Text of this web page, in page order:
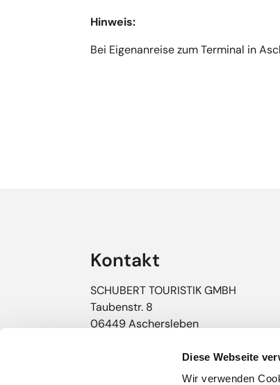
Diese Webseite
Wir verwenden
Hinweis:
Bei Eigenanreise zum Terminal in
Kontakt
SCHUBERT TOURISTIK GMBH
Taubenstr. 8
06449 Aschersleben
+49 (0) 3473 / 22666-0